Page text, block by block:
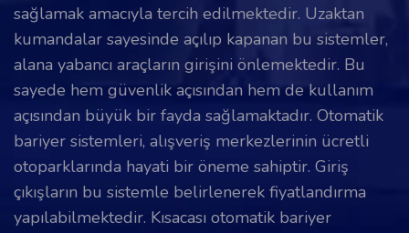
sağlamak amacıyla tercih edilmektedir. Uzaktan
kumandalar sayesinde açılıp kapanan bu sistemler,
alana yabancı araçların girişini önlemektedir. Bu
sayede hem güvenlik açısından hem de kullanım
açısından büyük bir fayda sağlamaktadır. Otomatik
bariyer sistemleri, alışveriş merkezlerinin ücretli
otoparklarında hayati bir öneme sahiptir. Giriş
çıkışların bu sistemle belirlenerek fiyatlandırma
yapılabilmektedir. Kısacası otomatik bariyer